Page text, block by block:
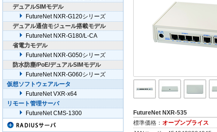
L2TPv3機能
WireGuard VPN機
電源OFF時でもシ
インターネットブ
REST API対応
ファームウェアリ
キャプティブポ
FutureNet NXR-535
標準価格： オープンプライス
デュアルSIMモデル
FutureNet NXR-G120シリーズ
デュアル通信モジュール搭載モデル
FutureNet NXR-G180/L-CA
省電力モデル
FutureNet NXR-G050シリーズ
防水防塵/PoE/デュアルSIMモデル
FutureNet NXR-G060シリーズ
仮想ソフトウェアルータ
FutureNet VXR-x64
リモート管理サーバ
FutureNet CMS-1300